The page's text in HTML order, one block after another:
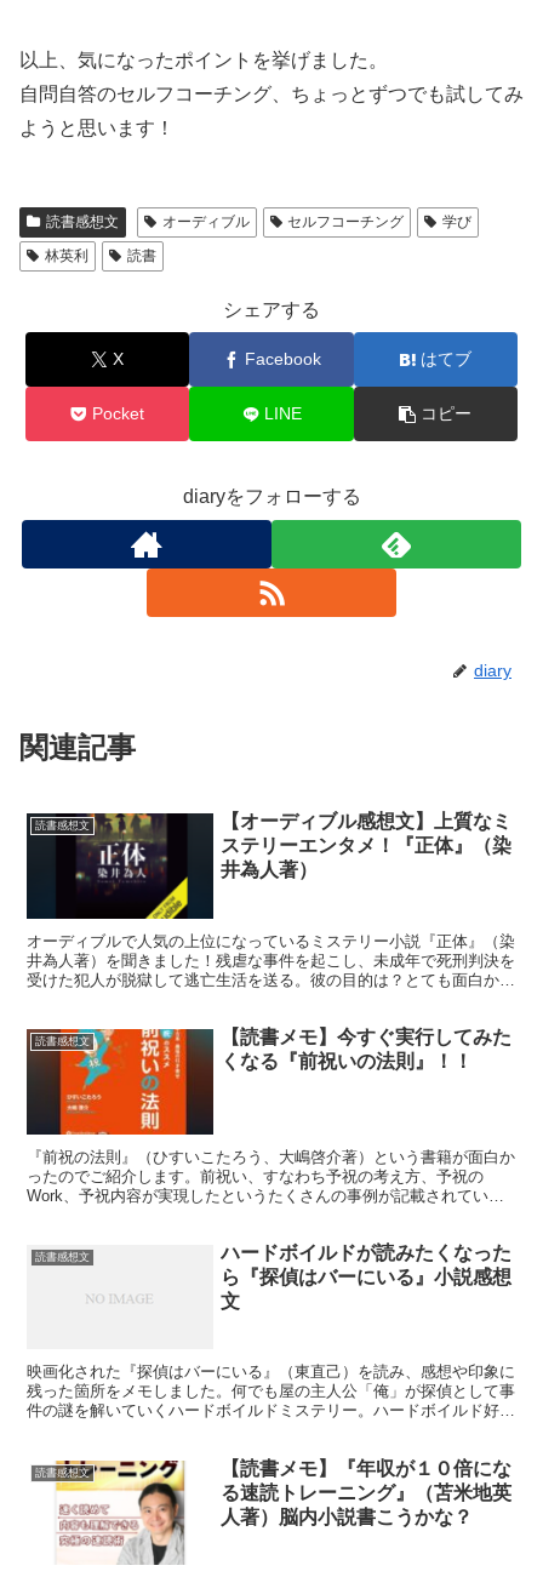
以上、気になったポイントを挙げました。
自問自答のセルフコーチング、ちょっとずつでも試してみ
ようと思います！
読書感想文 オーディブル セルフコーチング
学び
林英利
読書
シェアする
X Facebook はてブ
Pocket LINE コピー
diaryをフォローする
diary
関連記事
読書感想文
【オーディブル感想文】上質なミ
ステリーエンタメ！『正体』（染
井為人著）
オーディブルで人気の上位になっているミステリー小説『正体』（染
井為人著）を聞きました！残虐な事件を起こし、未成年で死刑判決を
受けた犯人が脱獄して逃亡生活を送る。彼の目的は？とても面白かっ
読書感想文
【読書メモ】今すぐ実行してみた
くなる『前祝いの法則』！！
『前祝の法則』（ひすいこたろう、大嶋啓介著）という書籍が面白か
ったのでご紹介します。前祝い、すなわち予祝の考え方、予祝の
Work、予祝内容が実現したというたくさんの事例が記載されていま
読書感想文
ハードボイルドが読みたくなった
ら『探偵はバーにいる』小説感想
文
映画化された『探偵はバーにいる』（東直己）を読み、感想や印象に
残った箇所をメモしました。何でも屋の主人公「俺」が探偵として事
件の謎を解いていくハードボイルドミステリー。ハードボイルド好き
読書感想文
【読書メモ】『年収が１０倍にな
る速読トレーニング』（苫米地英
人著）脳内小説書こうかな？